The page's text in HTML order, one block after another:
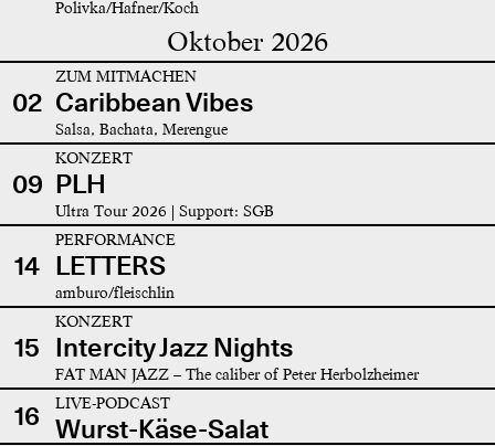
Polivka/Hafner/Koch
Oktober 2026
02
ZUM MITMACHEN
Caribbean Vibes
Salsa, Bachata, Merengue
09
KONZERT
PLH
Ultra Tour 2026 | Support: SGB
14
PERFORMANCE
LETTERS
amburo/fleischlin
15
KONZERT
Intercity Jazz Nights
FAT MAN JAZZ – The caliber of Peter Herbolzheimer
16 LIVE-PODCAST
Wurst-Käse-Salat